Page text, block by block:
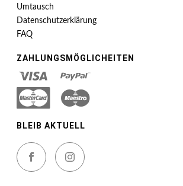
Umtausch
Datenschutzerklärung
FAQ
ZAHLUNGSMÖGLICHEITEN
BLEIB AKTUELL